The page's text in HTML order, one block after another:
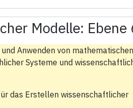
Modelle: Ebene
Anwenden von mathematischen
Systeme und
das Erstellen wissenschaftlicher